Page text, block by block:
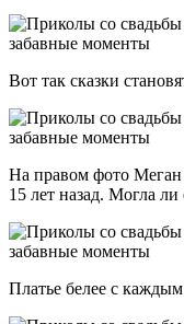
Вот так сказки
На правом фото Меган
15 лет назад. Могла
Платье белее с